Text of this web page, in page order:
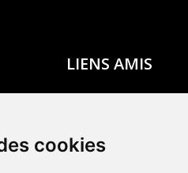
cookies
LIENS AMIS